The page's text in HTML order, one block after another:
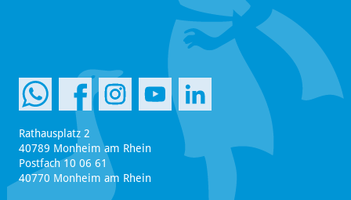
Rathausplatz 2
40789 Monheim am Rhein
Postfach 10 06 61
40770 Monheim am Rhein